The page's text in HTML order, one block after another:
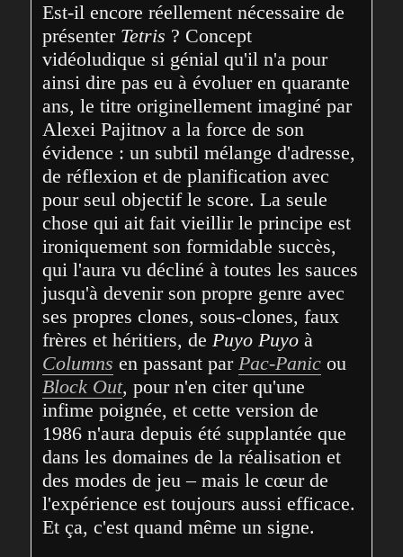
Est-il encore réellement nécessaire de
présenter Tetris ? Concept
vidéoludique si génial qu'il n'a pour
ainsi dire pas eu à évoluer en quarante
ans, le titre originellement imaginé par
Alexei Pajitnov a la force de son
évidence : un subtil mélange d'adresse,
de réflexion et de planification avec
pour seul objectif le score. La seule
chose qui ait fait vieillir le principe est
ironiquement son formidable succès,
qui l'aura vu décliné à toutes les sauces
jusqu'à devenir son propre genre avec
ses propres clones, sous-clones, faux
frères et héritiers, de Puyo Puyo
Columns en passant par Pac-Panic
Block Out, pour n'en citer qu'une
infime poignée, et cette version de
1986 n'aura depuis été supplantée que
dans les domaines de la réalisation et
des modes de jeu – mais le cœur de
l'expérience est toujours aussi efficace.
Et ça, c'est quand même un signe.